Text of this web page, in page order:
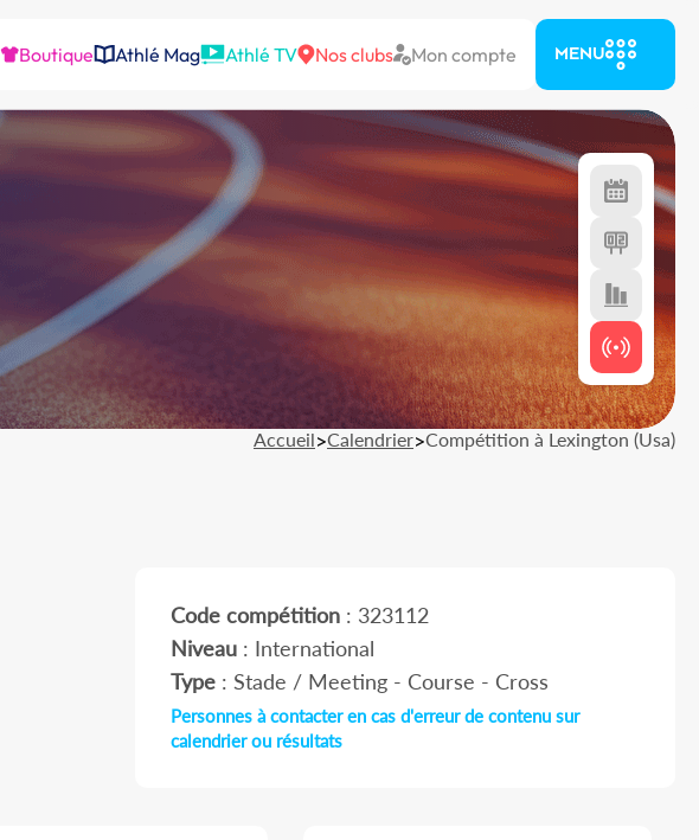
Boutique Athlé Mag Athlé TV Nos clubs Mon compte MENU
Accueil>Calendrier>Compétition à Lexington (Usa)
Code compétition: 323112
Niveau: International
Type: Stade / Meeting - Course - Cross
Personnes à contacter en cas d'erreur de contenu sur
calendrier ou résultats